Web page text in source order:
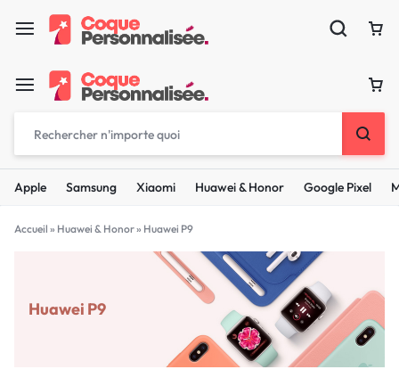
Apple Samsung Xiaomi Huawei & Honor Google Pixel
Accueil » Huawei & Honor» Huawei P9
Huawei P9